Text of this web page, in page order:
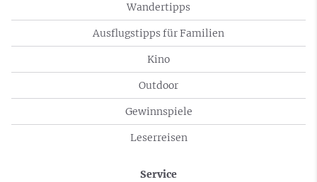
Wandertipps
Ausflugstipps für Familien
Kino
Outdoor
Gewinnspiele
Leserreisen
Service